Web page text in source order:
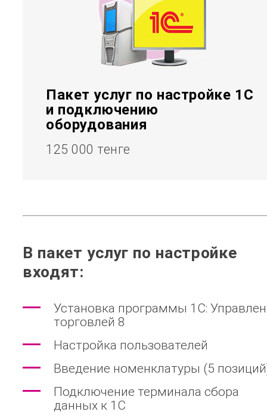
Пакет услуг по настройке 1С
и подключению
оборудования
125 000 тенге
В пакет услуг по настройке
входят:
Установка программы 1С:
торговлей 8
Настройка пользователей
Введение номенклатуры (5
Подключение терминала сбора
данных к 1С